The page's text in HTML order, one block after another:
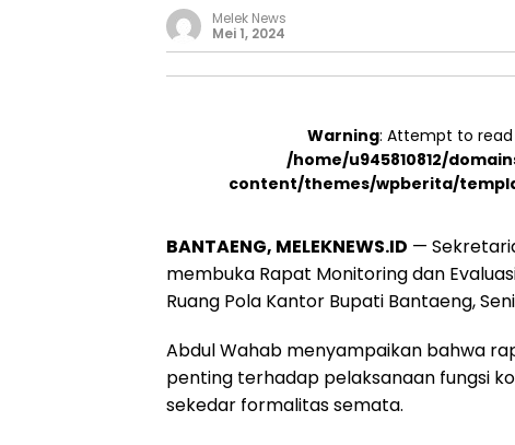
Melek News
Mei 1, 2024
Warning: Attempt to
/home/u945810812/
content/themes/wpberita/
BANTAENG, MELEKNEWS.ID —
membuka Rapat Monitoring dan
Ruang Pola Kantor Bupati Bantaeng,
Abdul Wahab menyampaikan bahwa
penting terhadap pelaksanaan fungsi
sekedar formalitas semata.